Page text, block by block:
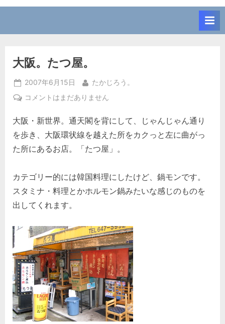
大阪。たつ屋。
Posted
on
2007年6月15日 By
たかじろう。
大
た
つ
へ
コメントはまだありません
大阪・新世界。通天閣を背にして、じゃんじゃん通り
を歩き、大阪環状線を越えた所をカクっと左に曲がっ
た所にあるお店。「たつ屋」。
カテゴリー的には韓国料理にしたけど、鍋モンです。
スタミナ・料理とかホルモン鍋みたいな感じのものを
出してくれます。